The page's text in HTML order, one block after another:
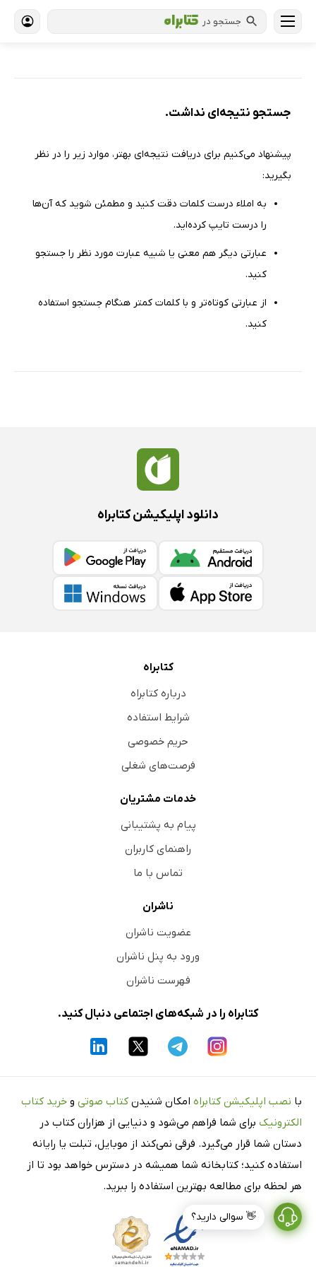
جستجو در
جستجو نتیجه‌ای نداشت.
پیشنهاد می‌كنیم برای دریافت نتیجه‌ای بهتر، موارد زیر را در نظر
بگیرید:
به املاء درست کلمات دقت كنید و مطمئن شوید كه آن‌ها
را درست تایپ كرده‌اید.
عبارتی دیگر هم معنی یا شبیه عبارت مورد نظر را جستجو
كنید.
از عبارتی كوتاه‌تر و با كلمات كمتر هنگام جستجو استفاده
كنید.
👋 سوالی دارید؟
دانلود اپلیکیشن کتابراه
کتابراه
درباره کتابراه
شرایط استفاده
حریم خصوصی
فرصت‌های شغلی
خدمات مشتریان
پیام به پشتیبانی
راهنمای کاربران
تماس با ما
ناشران
عضویت ناشران
ورود به پنل ناشران
فهرست ناشران
کتابراه را در شبکه‌های اجتماعی دنبال کنید.
با نصب اپلیکیشن کتابراه امکان شنیدن کتاب صوتی و خرید کتاب
الکترونیک برای شما فراهم می‌شود و دنیایی از هزاران کتاب در
دستان شما قرار می‌گیرد. فرقی نمی‌کند از موبایل، تبلت یا رایانه
استفاده کنید؛ کتابخانه شما همیشه در دسترس خواهد بود تا از
هر لحظه برای مطالعه بهترین استفاده را ببرید.